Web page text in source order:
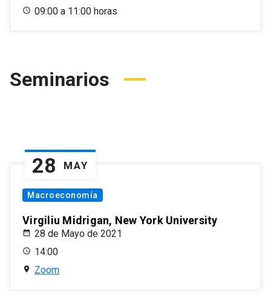
09:00 a 11:00 horas
Seminarios
28 MAY
Macroeconomía
Virgiliu Midrigan, New York University
28 de Mayo de 2021
14:00
Zoom